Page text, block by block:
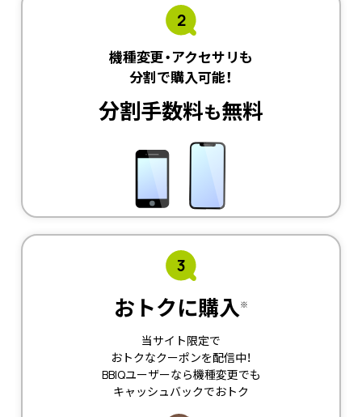
2
機種変更・アクセサリも
分割で購入可能！
分割手数料も無料
3
おトクに購入※
当サイト限定で
おトクなクーポンを配信中！
BBIQユーザーなら機種変更でも
キャッシュバックでおトク